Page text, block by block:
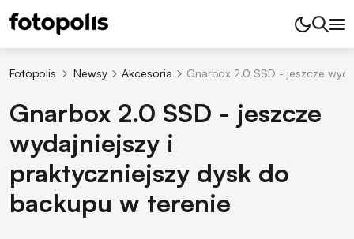
Fotopolis Newsy Akcesoria Gnarbox 2.0 SSD - jeszcze
Gnarbox 2.0 SSD - jeszcze
wydajniejszy i
praktyczniejszy dysk do
backupu w terenie